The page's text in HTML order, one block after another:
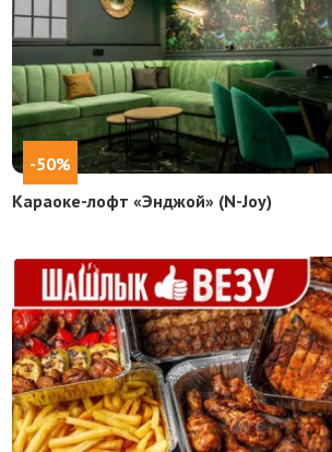
-50%
Караоке-лофт «Энджой» (N-Joy)